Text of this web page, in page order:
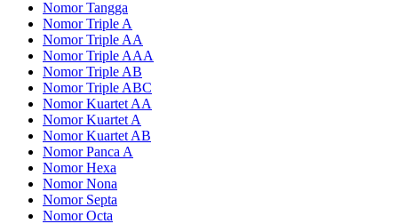
Nomor Tangga
Nomor Triple A
Nomor Triple AA
Nomor Triple AAA
Nomor Triple AB
Nomor Triple ABC
Nomor Kuartet AA
Nomor Kuartet A
Nomor Kuartet AB
Nomor Panca A
Nomor Hexa
Nomor Nona
Nomor Septa
Nomor Octa